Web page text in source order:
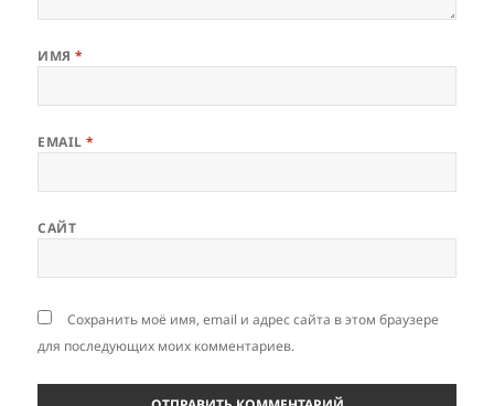
ИМЯ*
EMAIL*
САЙТ
Сохранить моё имя, email и адрес сайта в этом браузере
для последующих моих комментариев.